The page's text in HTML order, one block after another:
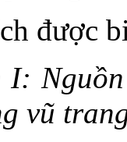
được
I:
vũ